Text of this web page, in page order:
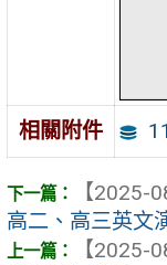
相關附件
【2025-
高二、高三英文
【2025-